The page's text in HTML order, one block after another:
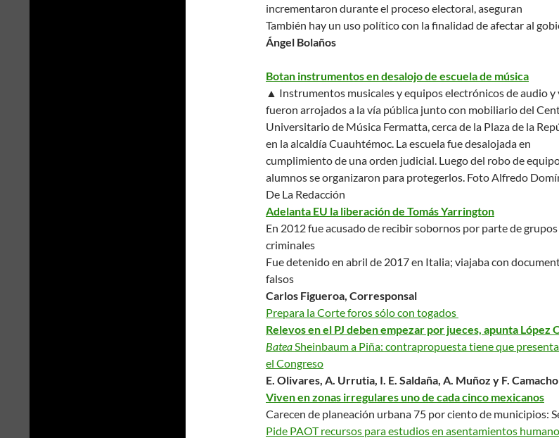
incrementaron durante el proceso electoral, aseguran
También hay un uso político con la finalidad de afectar al
Ángel Bolaños
Botan instrumentos en desalojo de escuela de música
▲ Instrumentos musicales y equipos electrónicos de audio y
fueron arrojados a la vía pública junto con mobiliario del
Universitario de Música Fermatta, cerca de la Plaza de la
en la alcaldía Cuauhtémoc. La escuela fue desalojada en
cumplimiento de una orden judicial. Luego del robo de
alumnos se organizaron para protegerlos. Foto Alfredo
De La Redacción
Adelanta EU la liberación de Tomás Yarrington
En 2012 fue acusado de recibir sobornos por parte de grupos
criminales
Fue detenido en abril de 2017 en Italia; viajaba con
falsos
Carlos Figueroa, Corresponsal
Prepara la Corte foros sólo con togados
Relevos en el PJ deben empezar por jueces, apunta López
BateaSheinbaum a Piña: contrapropuesta tiene que
el Congreso
E. Olivares, A. Urrutia, I. E. Saldaña, A. Muñoz y F. Camacho
Viven en zonas irregulares uno de cada cinco mexicanos
Carecen de planeación urbana 75 por ciento de municipios:
Pide PAOT recursos para estudios en asentamientos